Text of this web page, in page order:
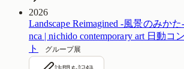
2026
Landscape Reimagined -風景のみかた-
nca | nichido contemporary art 日動コ
ト
グループ展